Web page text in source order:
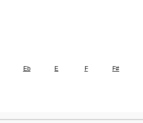
Eb E F F#